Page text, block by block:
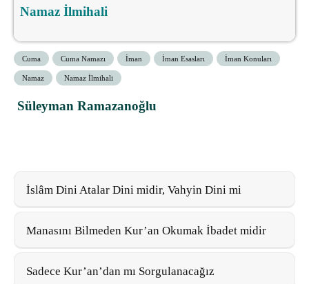
Namaz İlmihali
Cuma Cuma Namazı İman İman Esasları İman Konuları
Namaz Namaz İlmihali
Süleyman Ramazanoğlu
İslâm Dini Atalar Dini midir, Vahyin Dini mi
Manasını Bilmeden Kur’an Okumak İbadet midir
Sadece Kur’an’dan mı Sorgulanacağız